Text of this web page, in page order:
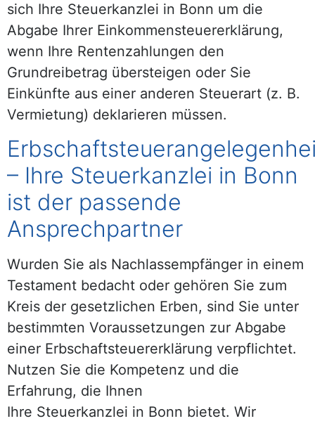
sich Ihre Steuerkanzlei in Bonn um die
Abgabe Ihrer Einkommensteuererklärung,
wenn Ihre Rentenzahlungen den
Grundreibetrag übersteigen oder Sie
Einkünfte aus einer anderen Steuerart (z. B.
Vermietung) deklarieren müssen.
– Ihre Steuerkanzlei in Bonn
ist der passende
Ansprechpartner
Wurden Sie als Nachlassempfänger in einem
Testament bedacht oder gehören Sie zum
Kreis der gesetzlichen Erben, sind Sie unter
bestimmten Voraussetzungen zur Abgabe
einer Erbschaftsteuererklärung verpflichtet.
Nutzen Sie die Kompetenz und die
Erfahrung, die Ihnen
Ihre Steuerkanzlei in Bonn bietet. Wir